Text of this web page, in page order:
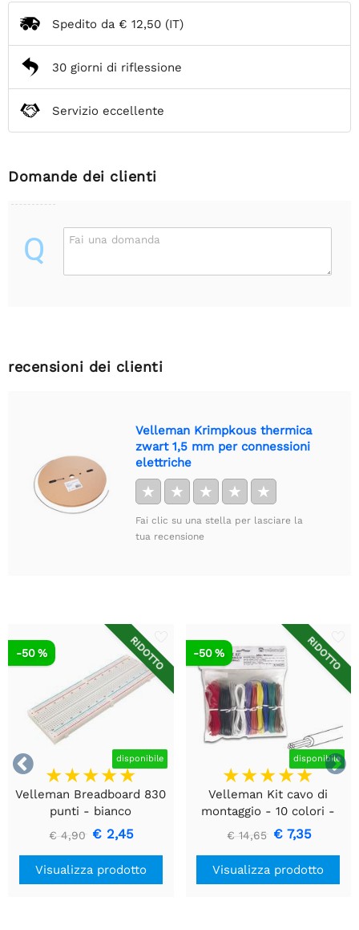
Spedito da € 12,50 (IT)
30 giorni di riflessione
Servizio eccellente
Domande dei clienti
Q Fai una domanda
recensioni dei clienti
Velleman Krimpkous thermica
zwart 1,5 mm per connessioni
elettriche
★ ★ ★ ★ ★
Fai clic su una stella per lasciare la
tua recensione


RIDOTTO
disponibile
-50 %
Velleman Breadboard 830
punti - bianco
€ 4,90 € 2,45
Visualizza prodotto
RIDOTTO
disponibile
-50 %
Velleman Kit cavo di
montaggio - 10 colori -
60m - multipolare
€ 14,65 € 7,35
Visualizza prodotto